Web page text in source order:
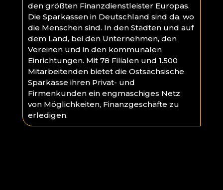
den größten Finanzdienstleister Europas.
Die Sparkassen in Deutschland sind da, wo
die Menschen sind. In den Städten und auf
dem Land, bei den Unternehmen, den
Vereinen und in den kommunalen
Einrichtungen. Mit 78 Filialen und 1.500
Mitarbeitenden bietet die Ostsächsische
Sparkasse ihren Privat- und
Firmenkunden ein engmaschiges Netz
von Möglichkeiten, Finanzgeschäfte zu
erledigen.